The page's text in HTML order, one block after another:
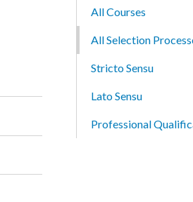
All Courses
All Selection
Stricto Sensu
Lato Sensu
Professional